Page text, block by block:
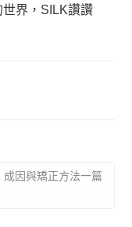
界，SILK讚讚
成因與矯正方法一篇